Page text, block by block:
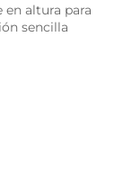
altura para
sencilla